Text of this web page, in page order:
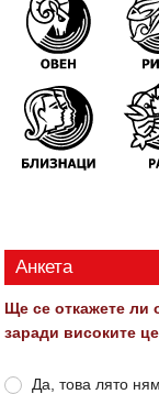
Анкета
Ще се откажете ли
заради високите
Да, това лято